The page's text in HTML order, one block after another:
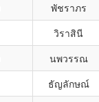
พัชราภร
วิราสินี
นพวรรณ
ธัญลักษณ์